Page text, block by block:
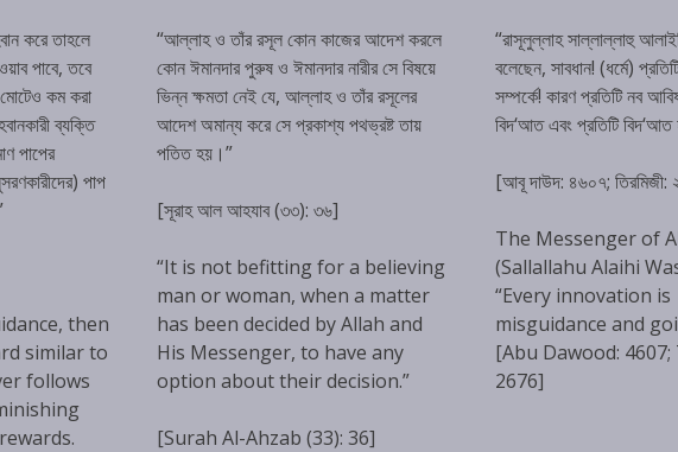
করে তাহলে
পাবে, তবে
কম করা
ব্যক্তি
পাপের
পাপ
then
similar to
follows
“আল্লাহ ও তাঁর রসূল কোন কাজের আদেশ করলে
কোন ঈমানদার পুরুষ ও ঈমানদার নারীর সে বিষয়ে
ভিন্ন ক্ষমতা নেই যে, আল্লাহ ও তাঁর রসূলের
আদেশ অমান্য করে সে প্রকাশ্য পথভ্রষ্ট তায়
পতিত হয়।”
[সূরাহ আল আহযাব (৩৩): ৩৬]
“It is not befitting for a believing
man or woman, when a matter
has been decided by Allah and
His Messenger, to have any
option about their decision.”
[Surah Al-Ahzab (33): 36]
“রাসূলুল্লাহ সাল্লাল্লাহু
বলেছেন, সাবধান! (ধর্মে)
সম্পর্কে! কারণ প্রতিটি নব
বিদ‘আত এবং প্রতিটি
[আবূ দাউদ: ৪৬০৭; তিরমিজী:
The Messenger of
(Sallallahu Alaihi
“Every innovation is
misguidance and
[Abu Dawood:
2676]